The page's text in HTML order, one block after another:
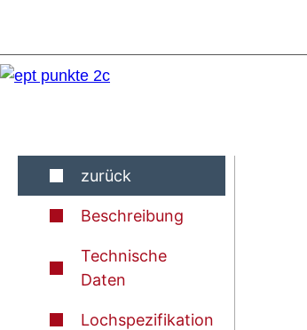
zurück
Beschreibung
Technische
Daten
Lochspezifikation